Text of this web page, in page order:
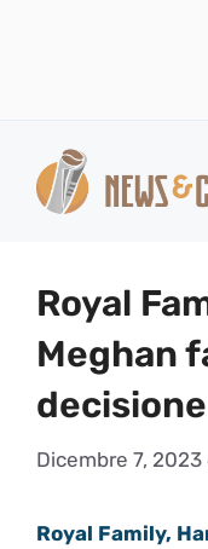
contenuto
Royal
Meghan
Dicembre 7, 2023
Royal Family,